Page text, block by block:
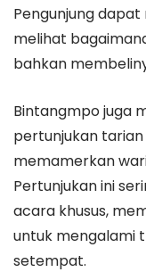
Pengunjung
melihat
bahkan
Bintangmpo juga
pertunjukan
memamerkan
Pertunjukan ini
acara khusus,
untuk mengalami
setempat.